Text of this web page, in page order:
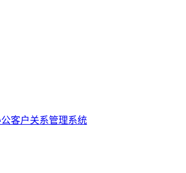
客户关系管理系统